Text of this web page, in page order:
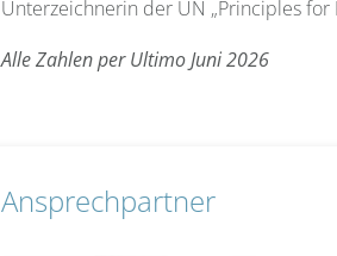
Unterzeichnerin der UN „Principles
Alle Zahlen per Ultimo Juni 2026
Ansprechpartner